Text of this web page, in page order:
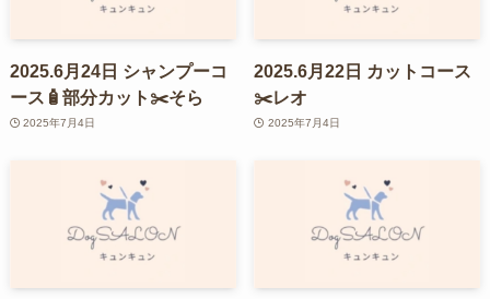
2025.6月24日 シャンプーコ
ース🧴部分カット✂️そら
2025年7月4日
2025.6月22日 カットコース
✂️レオ
2025年7月4日